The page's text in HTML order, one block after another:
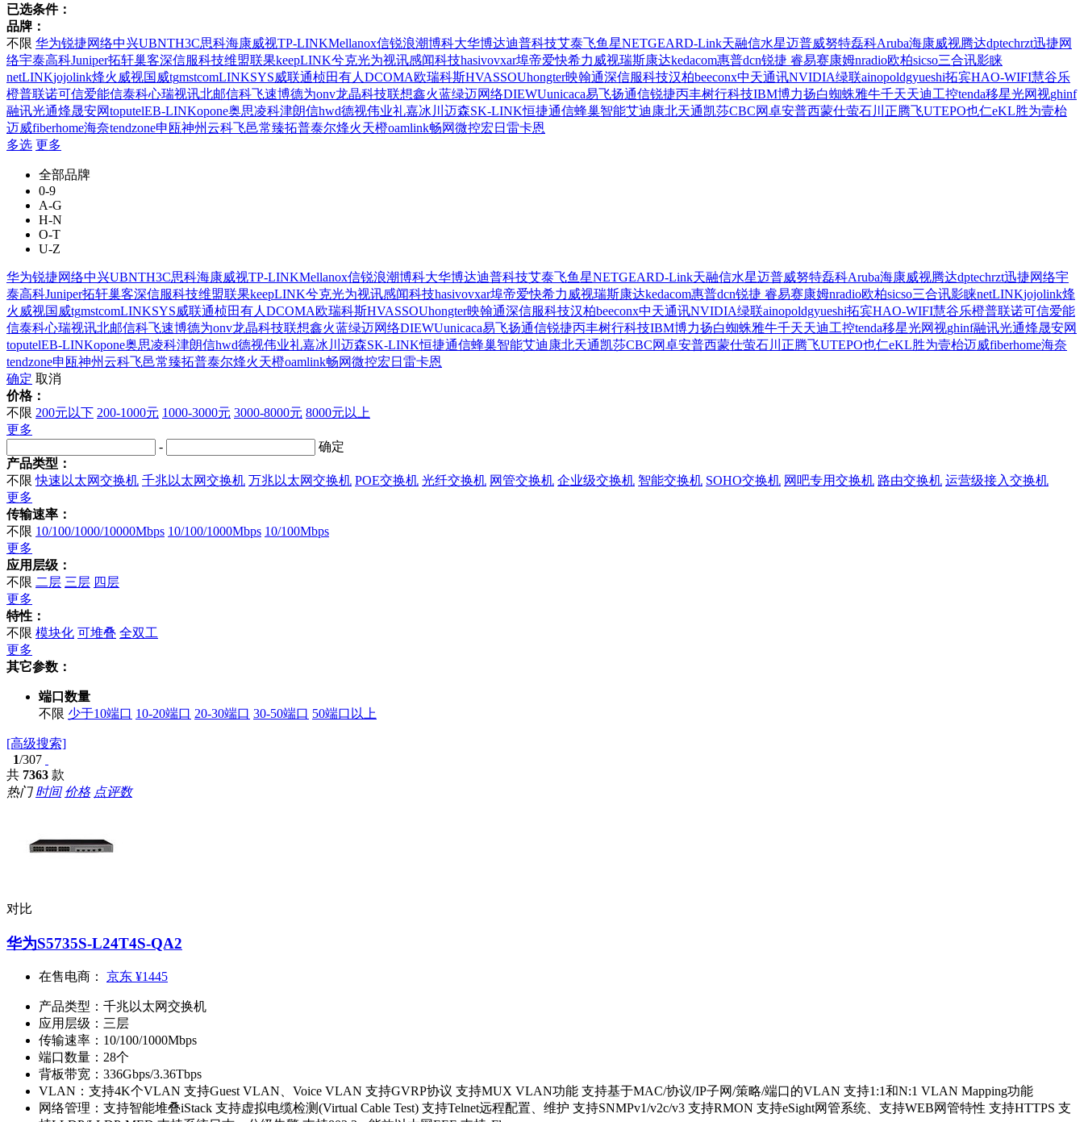
已选条件：
品牌：
不限 华为锐捷网络中兴UBNTH3C思科海康威视TP-LINKMellanox信锐浪潮博科大华博达迪普科技艾泰飞鱼星NETGEARD-Link天融信水星迈普威努特磊科Aruba海康威视腾达dptechrzt迅捷网
络宇泰高科Juniper拓轩巢客深信服科技维盟联果keepLINK兮克光为视讯感闻科技hasivovxar埠帝爱快希力威视瑞斯康达kedacom惠普dcn锐捷 睿易赛康姆nradio欧柏sicso三合讯影睐
netLINKjojolink烽火威视国威tgmstcomLINKSYS威联通桢田有人 DCOMA欧瑞科斯HVASSOUhongter映翰通深信服科技汉柏beeconx中天通讯NVIDIA绿联ainopoldgyueshi拓宾HAO-WIFI慧谷乐
橙普联诺可信爱能信泰科心瑞视讯北邮信科飞速博德为onv龙晶科技联想鑫火蓝绿迈网络DIEWUunicaca易飞扬通信锐捷丙丰树行科技IBM博力扬白蜘蛛雅牛千天天迪工控tenda移星光网视ghinf
融讯光通烽晟安网toputelEB-LINKopone奥思凌科津朗信hwd德视伟业礼嘉冰川 迈森SK-LINK恒捷通信蜂巢智能艾迪康北天通凯莎CBC网卓安普西蒙仕萤石川正腾飞UTEPO也仁eKL胜为壹枱
迈威fiberhome海奈tendzone申瓯神州云科飞邑常臻拓普泰尔烽火天橙oamlink畅网微控宏日 雷卡恩
多选 更多
全部品牌
0-9
A-G
H-N
O-T
U-Z
华为锐捷网络中兴UBNTH3C思科海康威视TP-LINKMellanox信锐浪潮博科大华博达迪普科技艾泰飞鱼星NETGEARD-Link天融信水星迈普威努特磊科Aruba海康威视腾达dptechrzt迅捷网络宇
泰高科Juniper拓轩巢客深信服科技维盟联果keepLINK兮克光为视讯感闻科技hasivovxar埠帝爱快希力威视瑞斯康达kedacom惠普dcn锐捷 睿易赛康姆nradio欧柏sicso三合讯影睐netLINKjojolink烽
火威视国威tgmstcomLINKSYS威联通桢田有人 DCOMA欧瑞科斯HVASSOUhongter映翰通深信服科技汉柏beeconx中天通讯NVIDIA绿联ainopoldgyueshi拓宾HAO-WIFI慧谷乐橙普联诺可信爱能
信泰科心瑞视讯北邮信科飞速博德为onv龙晶科技联想鑫火蓝绿迈网络DIEWUunicaca易飞扬通信锐捷丙丰树行科技IBM博力扬白蜘蛛雅牛千天天迪工控tenda移星光网视ghinf融讯光通烽晟安网
toputelEB-LINKopone奥思凌科津朗信hwd德视伟业礼嘉冰川 迈森SK-LINK恒捷通信蜂巢智能艾迪康北天通凯莎CBC网卓安普西蒙仕萤石川正腾飞UTEPO也仁eKL胜为壹枱迈威fiberhome海奈
tendzone申瓯神州云科飞邑常臻拓普泰尔烽火天橙oamlink畅网微控宏日 雷卡恩
确定 取消
价格：
不限 200元以下 200-1000元 1000-3000元 3000-8000元 8000元以上
更多
-
确定
产品类型：
不限 快速以太网交换机 千兆以太网交换机 万兆以太网交换机 POE交换机 光纤交换机 网管交换机 企业级交换机 智能交换机 SOHO交换机 网吧专用交换机 路由交换机 运营级接入交换机
更多
传输速率：
不限 10/100/1000/10000Mbps 10/100/1000Mbps 10/100Mbps
更多
应用层级：
不限 二层 三层 四层
更多
特性：
不限 模块化 可堆叠 全双工
更多
其它参数：
端口数量
不限 少于10端口 10-20端口 20-30端口 30-50端口 50端口以上
[高级搜索]
1/307
共 7363 款
热门 时间 价格 点评数
对比
华为S5735S-L24T4S-QA2
在售电商： 京东 ¥1445
产品类型： 千兆以太网交换机
应用层级： 三层
传输速率： 10/100/1000Mbps
端口数量： 28个
背板带宽： 336Gbps/3.36Tbps
VLAN： 支持4K个VLAN 支持Guest VLAN、Voice VLAN 支持GVRP协议 支持MUX VLAN功能 支持基于MAC/协议/IP子网/策略/端口的VLAN 支持1:1和N:1 VLAN Mapping功能
网络管理： 支持智能堆叠iStack 支持虚拟电缆检测(Virtual Cable Test) 支持Telnet远程配置、维护 支持SNMPv1/v2c/v3 支持RMON 支持eSight网管系统、支持WEB网管特性 支持HTTPS 支